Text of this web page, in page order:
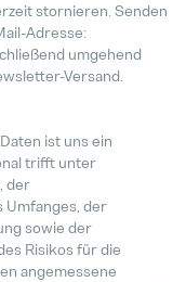
stornieren. Senden
Adresse:
umgehend
Versand.
ist uns ein
trifft unter
der
Umfanges, der
sowie der
Risikos für die
angemessene